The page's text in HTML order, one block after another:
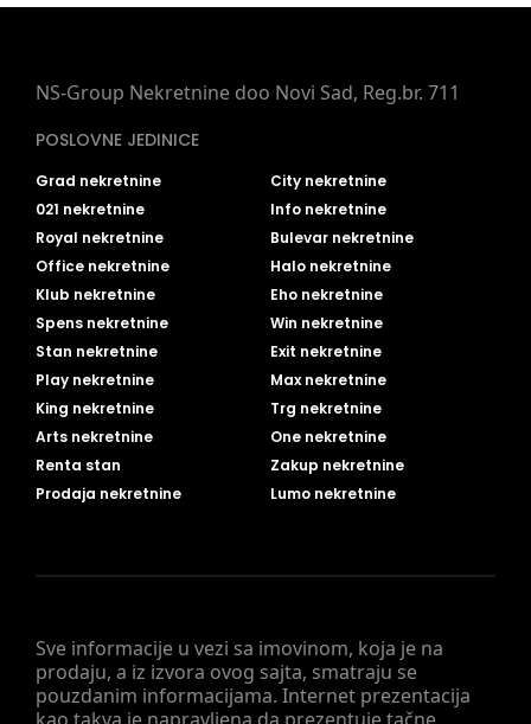
Sve informacije u vezi sa imovinom, koja je na
prodaju, a iz izvora ovog sajta, smatraju se
pouzdanim informacijama. Internet prezentacija
NS-Group Nekretnine doo Novi Sad, Reg.br. 711
POSLOVNE JEDINICE
Grad nekretnine
City nekretnine
021 nekretnine
Info nekretnine
Royal nekretnine
Bulevar nekretnine
Office nekretnine
Halo nekretnine
Klub nekretnine
Eho nekretnine
Spens nekretnine
Win nekretnine
Stan nekretnine
Exit nekretnine
Play nekretnine
Max nekretnine
King nekretnine
Trg nekretnine
Arts nekretnine
One nekretnine
Renta stan
Zakup nekretnine
Prodaja nekretnine
Lumo nekretnine